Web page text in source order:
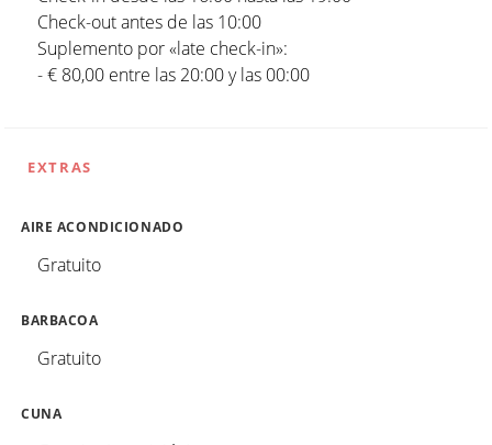
Check-out antes de las 10:00
Suplemento por «late check-in»:
- € 80,00 entre las 20:00 y las 00:00
EXTRAS
AIRE ACONDICIONADO
Gratuito
BARBACOA
Gratuito
CUNA